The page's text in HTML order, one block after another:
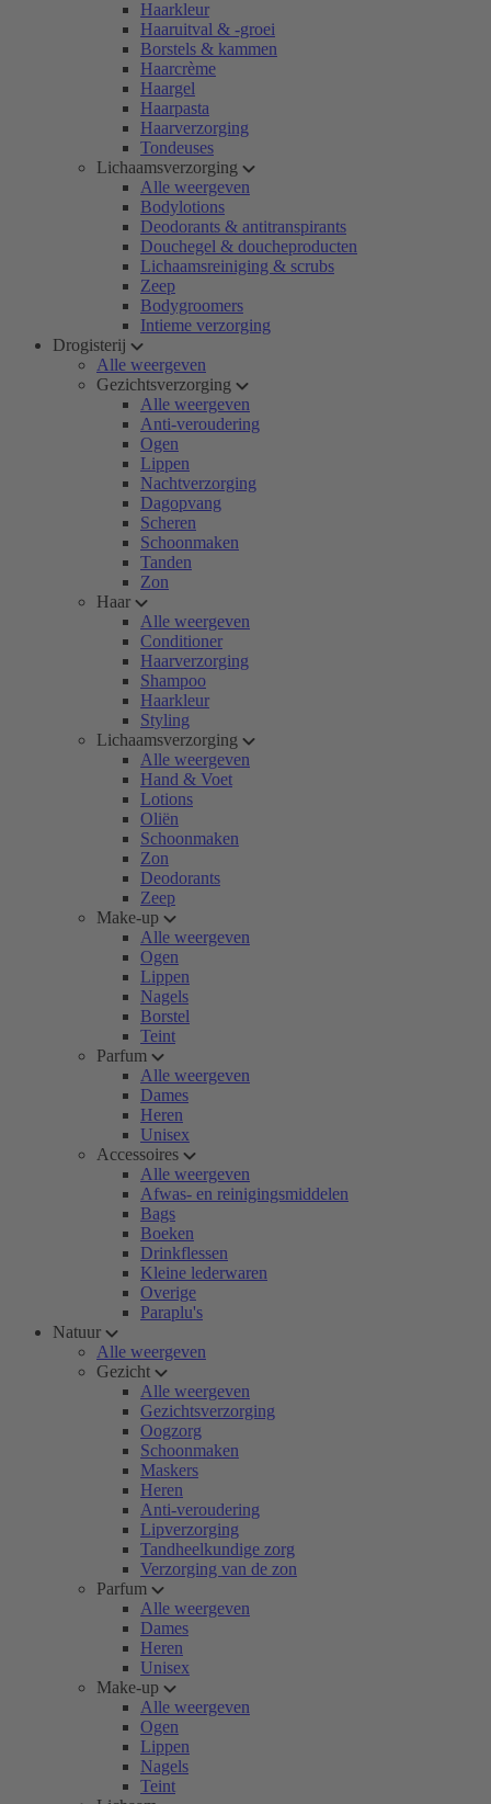
Haarkleur
Haaruitval & -groei
Borstels & kammen
Haarcrème
Haargel
Haarpasta
Haarverzorging
Tondeuses
Lichaamsverzorging
Alle weergeven
Bodylotions
Deodorants & antitranspirants
Douchegel & doucheproducten
Lichaamsreiniging & scrubs
Zeep
Bodygroomers
Intieme verzorging
Drogisterij
Alle weergeven
Gezichtsverzorging
Alle weergeven
Anti-veroudering
Ogen
Lippen
Nachtverzorging
Dagopvang
Scheren
Schoonmaken
Tanden
Zon
Haar
Alle weergeven
Conditioner
Haarverzorging
Shampoo
Haarkleur
Styling
Lichaamsverzorging
Alle weergeven
Hand & Voet
Lotions
Oliën
Schoonmaken
Zon
Deodorants
Zeep
Make-up
Alle weergeven
Ogen
Lippen
Nagels
Borstel
Teint
Parfum
Alle weergeven
Dames
Heren
Unisex
Accessoires
Alle weergeven
Afwas- en reinigingsmiddelen
Bags
Boeken
Drinkflessen
Kleine lederwaren
Overige
Paraplu's
Natuur
Alle weergeven
Gezicht
Alle weergeven
Gezichtsverzorging
Oogzorg
Schoonmaken
Maskers
Heren
Anti-veroudering
Lipverzorging
Tandheelkundige zorg
Verzorging van de zon
Parfum
Alle weergeven
Dames
Heren
Unisex
Make-up
Alle weergeven
Ogen
Lippen
Nagels
Teint